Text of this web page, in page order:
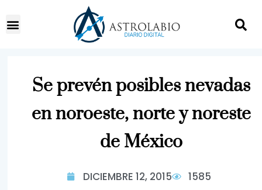
Se prevén posibles nevadas
en noroeste, norte y noreste
de México
DICIEMBRE 12, 2015 1585